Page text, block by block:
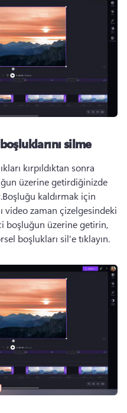
silme
kırpıldıktan sonra
üzerine getirdiğinizde
kaldırmak için
video zaman çizelgesindeki
boşluğun üzerine getirin,
boşlukları sil'e tıklayın.